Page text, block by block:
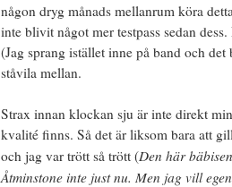
någon dryg månads mellanrum köra
inte blivit något mer testpass sedan
(Jag sprang istället inne på band och
ståvila mellan.
Strax innan klockan sju är inte direkt
kvalité finns. Så det är liksom bara att
och jag var trött så trött (Den här
Åtminstone inte just nu. Men jag vill